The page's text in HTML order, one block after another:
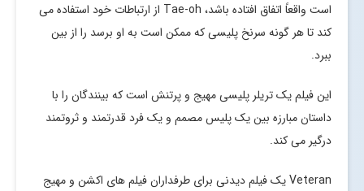
است واقعاً اتفاق افتاده باشد، Tae-oh از ارتباطات خود استفاده می
کند تا هر گونه سرنخ پلیسی که ممکن است به او برسد را از بین
ببرد.
این فیلم یک تریلر پلیسی مهیج و پرتنش است که بینندگان را با
داستان مبارزه بین یک پلیس مصمم و یک فرد قدرتمند و ثروتمند
درگیر می کند.
Veteran یک فیلم دیدنی برای طرفداران فیلم های اکشن و مهیج